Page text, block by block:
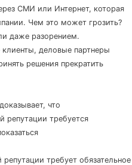
СМИ или Интернет, которая
Чем это может грозить?
даже разорением.
деловые партнеры
решения прекратить
что
репутации требуется
требует обязательное